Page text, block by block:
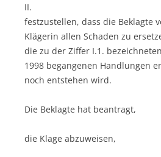
II.
festzustellen, dass die Beklagte
Klägerin allen Schaden zu
die zu der Ziffer I.1.
1998 begangenen Handlungen
noch entstehen wird.
Die Beklagte hat beantragt,
die Klage abzuweisen,